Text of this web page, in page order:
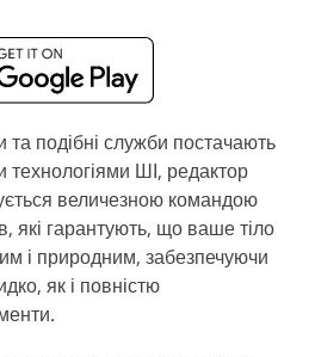
та подібні служби постачають
ШІ, редактор
величезною командою
які гарантують, що ваше тіло
і природним, забезпечуючи
як і повністю